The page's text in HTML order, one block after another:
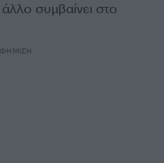
άλλο συμβαίνει στο